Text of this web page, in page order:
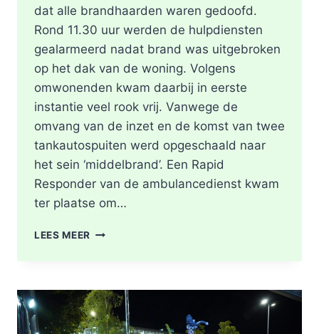
dat alle brandhaarden waren gedoofd.
Rond 11.30 uur werden de hulpdiensten
gealarmeerd nadat brand was uitgebroken
op het dak van de woning. Volgens
omwonenden kwam daarbij in eerste
instantie veel rook vrij. Vanwege de
omvang van de inzet en de komst van twee
tankautospuiten werd opgeschaald naar
het sein ‘middelbrand’. Een Rapid
Responder van de ambulancedienst kwam
ter plaatse om…
LEES MEER BRAND
WONING
TIJDENS
WERKZAAMHEDEN